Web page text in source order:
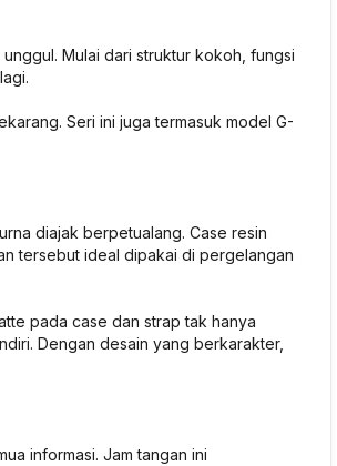
Mulai dari struktur kokoh, fungsi
Seri ini juga termasuk model G-
diajak berpetualang. Case resin
tersebut ideal dipakai di pergelangan
pada case dan strap tak hanya
Dengan desain yang berkarakter,
informasi. Jam tangan ini